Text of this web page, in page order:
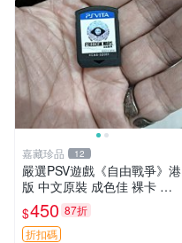
嘉藏珍品 12
嚴選PSV遊戲《自由戰爭》港
版 中文原裝 成色佳 裸卡 自
由戰爭 PSV 港版 中文
$450 87折
折扣碼